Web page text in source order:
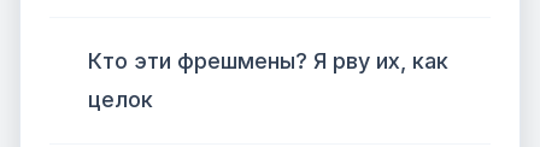
Кто эти фрешмены? Я рву их, как
целок